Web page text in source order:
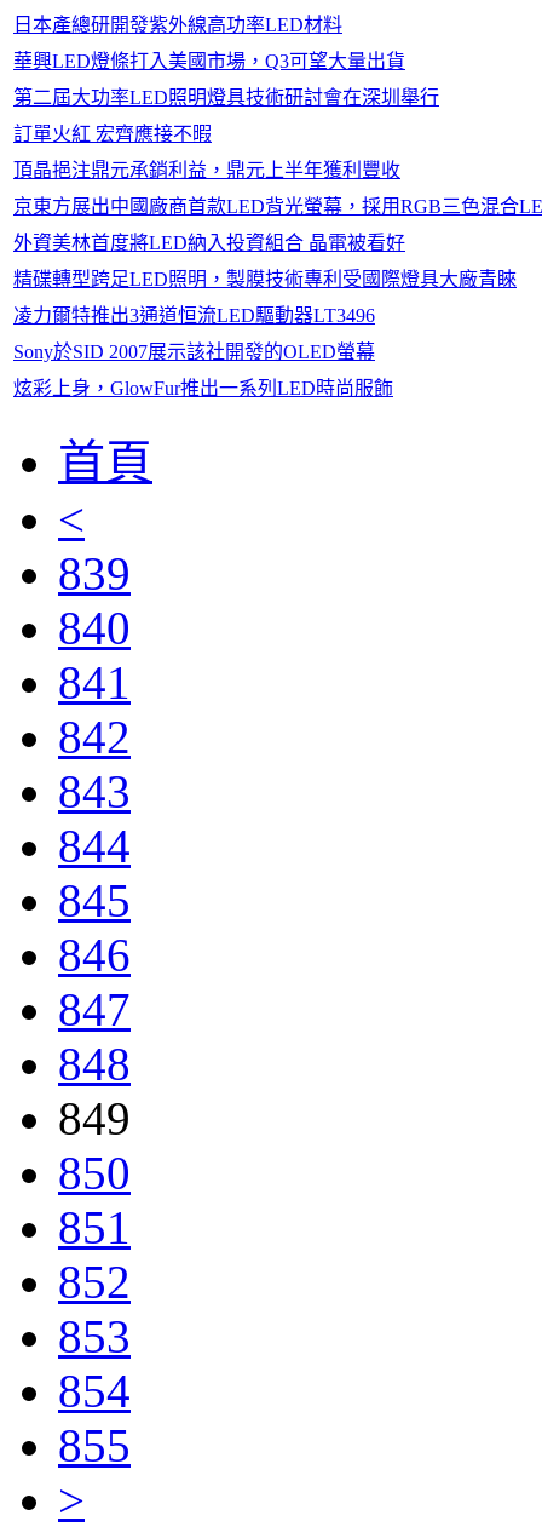
日本產總研開發紫外線高功率LED材料
華興LED燈條打入美國市場，Q3可望大量出貨
第二屆大功率LED照明燈具技術研討會在深圳舉行
訂單火紅 宏齊應接不暇
頂晶挹注鼎元承銷利益，鼎元上半年獲利豐收
京東方展出中國廠商首款LED背光螢幕，採用RGB三色混合
外資美林首度將LED納入投資組合 晶電被看好
精碟轉型跨足LED照明，製膜技術專利受國際燈具大廠青睞
凌力爾特推出3通道恒流LED驅動器LT3496
Sony於SID 2007展示該社開發的OLED螢幕
炫彩上身，GlowFur推出一系列LED時尚服飾
首頁
<
839
840
841
842
843
844
845
846
847
848
849
850
851
852
853
854
855
>